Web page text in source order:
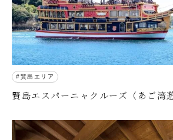
賢島エリア
賢島エスパーニャクルーズ（あご湾